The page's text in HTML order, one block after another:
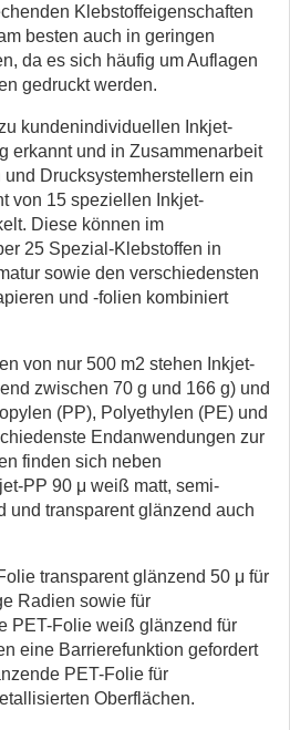
Klebstoffeigenschaften
besten auch in geringen
da es sich häufig um Auflagen
gedruckt werden.
kundenindividuellen Inkjet-
erkannt und in Zusammenarbeit
Drucksystemherstellern ein
von 15 speziellen Inkjet-
Diese können im
25 Spezial-Klebstoffen in
sowie den verschiedensten
und -folien kombiniert
von nur 500 m2 stehen Inkjet-
zwischen 70 g und 166 g) und
(PP), Polyethylen (PE) und
Endanwendungen zur
finden sich neben
PP 90 μ weiß matt, semi-
und transparent glänzend auch
transparent glänzend 50 μ für
Radien sowie für
PET-Folie weiß glänzend für
eine Barrierefunktion gefordert
PET-Folie für
Oberflächen.